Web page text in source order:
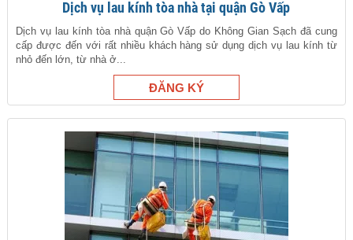
Dịch vụ lau kính tòa nhà tại quận Gò Vấp
Dịch vụ lau kính tòa nhà quận Gò Vấp do Không Gian Sạch đã cung
cấp được đến với rất nhiều khách hàng sử dụng dịch vụ lau kính từ
nhỏ đến lớn, từ nhà ở...